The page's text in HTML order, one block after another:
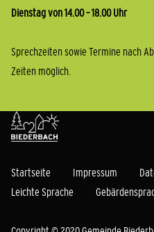
Dienstag von 14.00 – 18.00 Uhr
Sprechzeiten sowie Termine nach
Zeiten möglich.
Startseite Impressum
Leichte Sprache